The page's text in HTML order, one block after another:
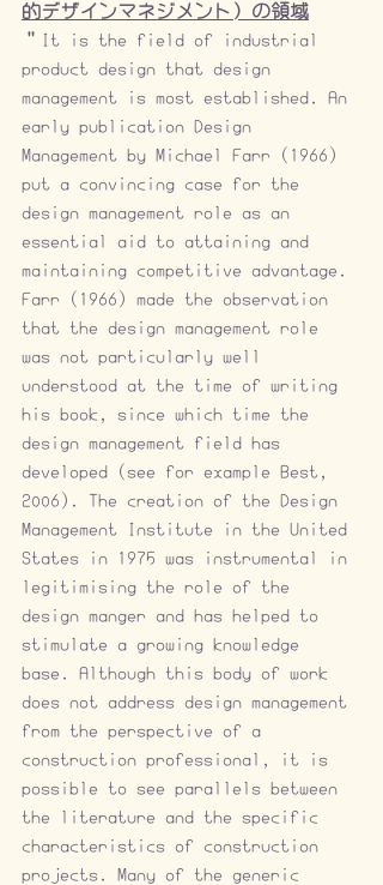
的デザインマネジメント) の領域
“It is the field of industrial
product design that design
management is most established. An
early publication Design
Management by Michael Farr (1966)
put a convincing case for the
design management role as an
essential aid to attaining and
maintaining competitive advantage.
Farr (1966) made the observation
that the design management role
was not particularly well
understood at the time of writing
his book, since which time the
design management field has
developed (see for example Best,
2006). The creation of the Design
Management Institute in the United
States in 1975 was instrumental in
legitimising the role of the
design manger and has helped to
stimulate a growing knowledge
base. Although this body of work
does not address design management
from the perspective of a
construction professional, it is
possible to see parallels between
the literature and the specific
characteristics of construction
projects. Many of the generic